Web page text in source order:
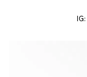
IG: